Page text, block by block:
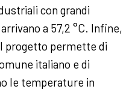
con grandi
a 57,2 °C. Infine,
progetto permette di
italiano e di
le temperature in